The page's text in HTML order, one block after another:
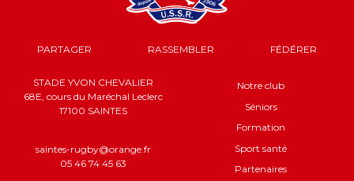
PARTAGER RASSEMBLER FÉDÉRER
STADE YVON CHEVALIER
68E, cours du Maréchal Leclerc
17100 SAINTES
saintes-rugby@orange.fr
05 46 74 45 63
Notre club
Séniors
Formation
Sport santé
Partenaires